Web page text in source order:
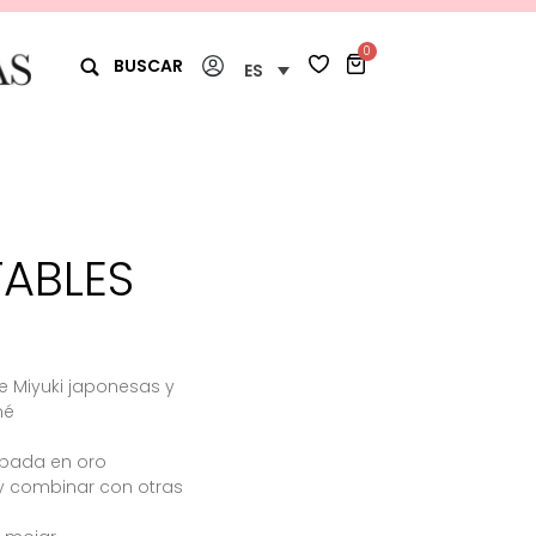
BUSCAR ES
0
Miyuki japonesas y
en oro
combinar con otras